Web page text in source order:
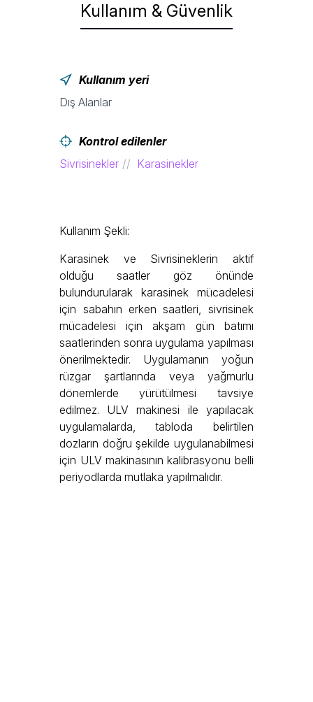
Kullanım & Güvenlik
Kullanım yeri
Dış Alanlar
Kontrol edilenler
Sivrisinekler
Karasinekler
Kullanım Şekli:
Karasinek ve Sivrisineklerin aktif
olduğu saatler göz önünde
bulundurularak karasinek mücadelesi
için sabahın erken saatleri, sivrisinek
mücadelesi için akşam gün batımı
saatlerinden sonra uygulama yapılması
önerilmektedir. Uygulamanın yoğun
rüzgar şartlarında veya yağmurlu
dönemlerde yürütülmesi tavsiye
edilmez. ULV makinesi ile yapılacak
uygulamalarda, tabloda belirtilen
dozların doğru şekilde uygulanabilmesi
için ULV makinasının kalibrasyonu belli
periyodlarda mutlaka yapılmalıdır.